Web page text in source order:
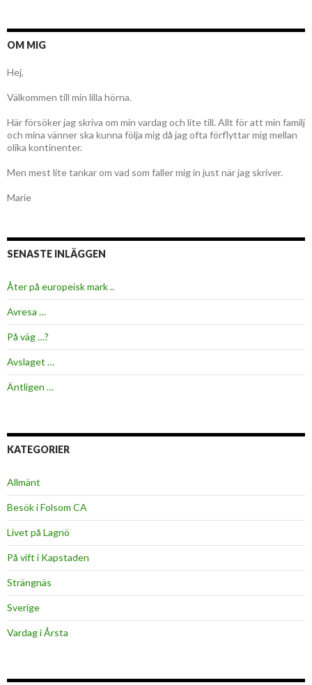
OM MIG
Hej,
Välkommen till min lilla hörna.
Här försöker jag skriva om min vardag och lite till. Allt för att min familj
och mina vänner ska kunna följa mig då jag ofta förflyttar mig mellan
olika kontinenter.
Men mest lite tankar om vad som faller mig in just när jag skriver.
Marie
SENASTE INLÄGGEN
Åter på europeisk mark ..
Avresa …
På väg …?
Avslaget …
Äntligen …
KATEGORIER
Allmänt
Besök i Folsom CA
Livet på Lagnö
På vift i Kapstaden
Strängnäs
Sverige
Vardag i Årsta